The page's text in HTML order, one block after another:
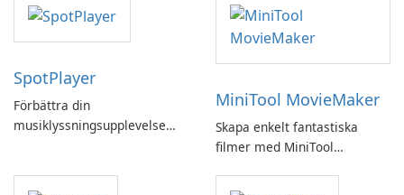
SpotPlayer
Förbättra din
musiklyssningsupplevelse
MiniTool MovieMaker
Skapa enkelt fantastiska
filmer med MiniTool